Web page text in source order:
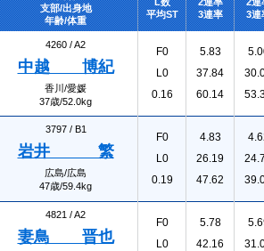
支部/出身地
年齢/体重
平均ST
3連率
3連
4260 /A2
中越 博紀
香川/愛媛
37歳/52.0kg
F0
L0
0.16
5.83
37.84
60.14
3797 / B1
岩井 繁
広島/広島
47歳/59.4kg
F0
L0
0.19
4.83
26.19
47.62
4821 /A2
妻鳥 晋也
F0
L0
5.78
42.16